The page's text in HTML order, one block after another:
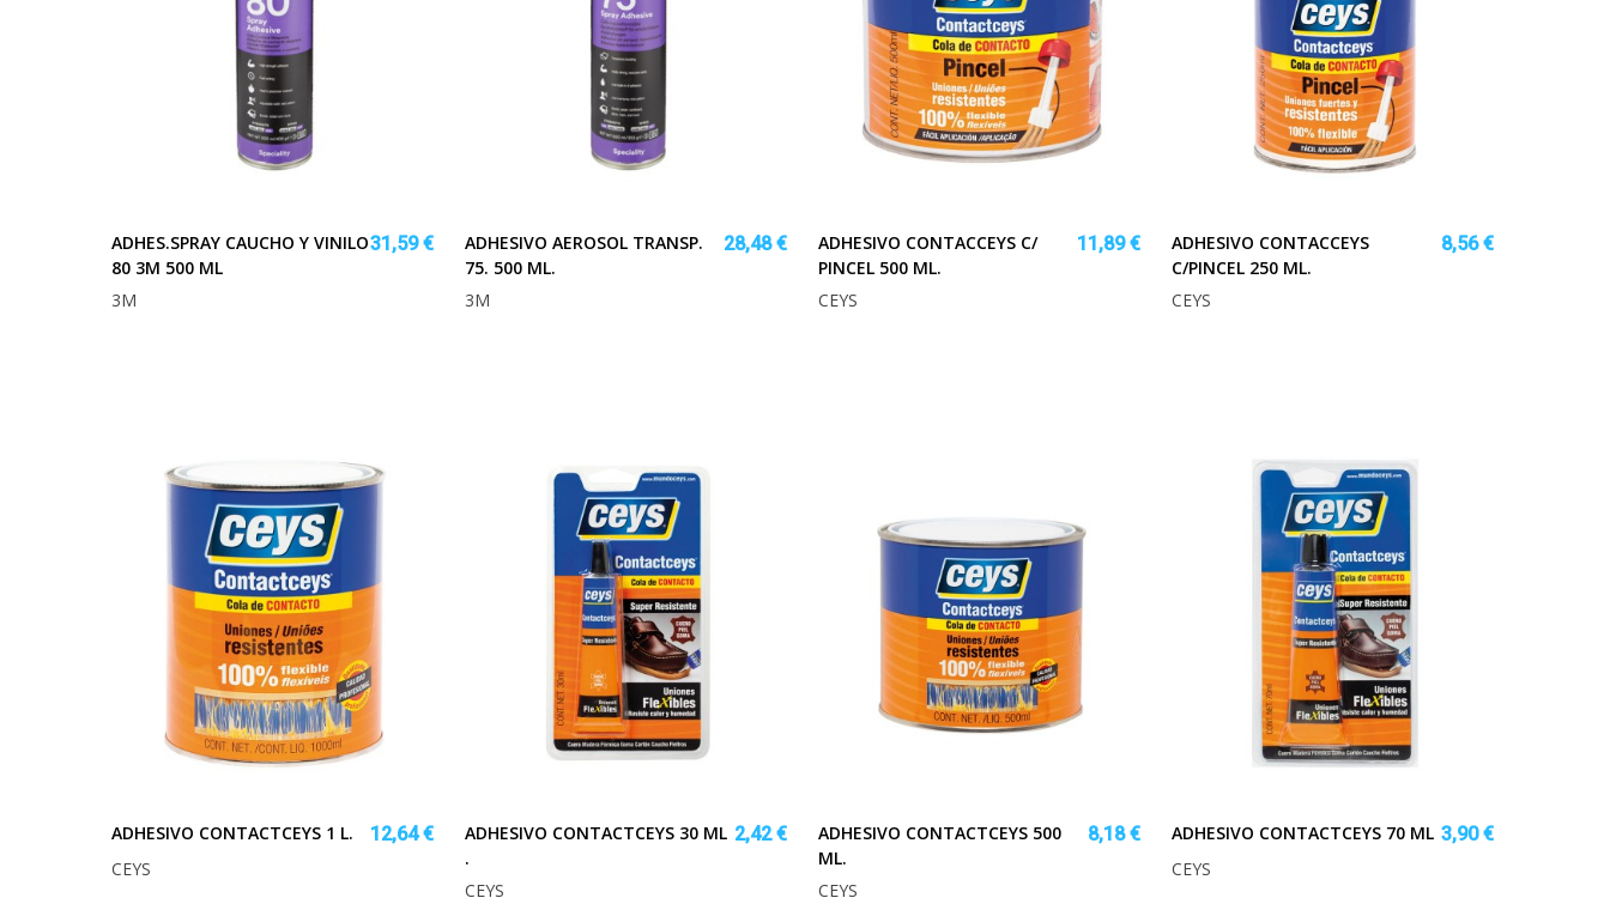
ADHES.SPRAY CAUCHO Y VINILO
80 3M 500 ML
31,59 €
3M
ADHESIVO AEROSOL TRANSP.
75. 500 ML.
28,48 €
3M
ADHESIVO CONTACCEYS C/
PINCEL 500 ML.
11,89 €
CEYS
ADHESIVO CONTACCEYS
C/PINCEL 250 ML.
8,56 €
CEYS
ADHESIVO CONTACTCEYS 1 L.
12,64 €
CEYS
ADHESIVO CONTACTCEYS 30 ML
.
2,42 €
CEYS
ADHESIVO CONTACTCEYS 500
ML.
8,18 €
CEYS
ADHESIVO CONTACTCEYS 70 ML 3,90 €
CEYS